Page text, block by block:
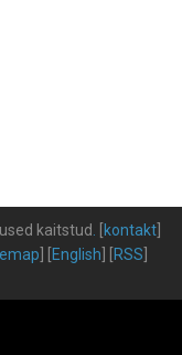
kaitstud [kontakt]
] [English] [RSS]